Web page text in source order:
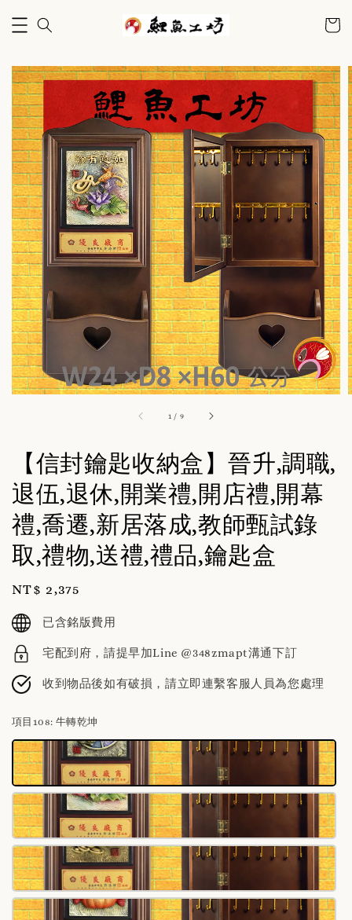
1 / 9
【信封鑰匙收納盒】晉升,調職,
退伍,退休,開業禮,開店禮,開幕
禮,喬遷,新居落成,教師甄試錄
取,禮物,送禮,禮品,鑰匙盒
Regular
price
NT$ 2,375
已含銘版費用
宅配到府，請提早加Line @348zmapt溝通下訂
收到物品後如有破損，請立即連繫客服人員為您處理
項目108: 牛轉乾坤